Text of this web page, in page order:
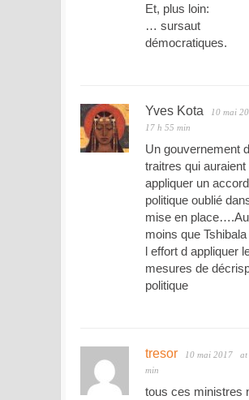
Et, plus loin:
… sursaut
démocratiques.
Yves Kota 10 mai
17 h 55 min
Un gouvernement
traitres qui auraient
appliquer un accord
politique oublié
mise en place….Au
moins que
l effort d appliquer
mesures de
politique
tresor 10 mai 2017
at
min
tous ces ministres